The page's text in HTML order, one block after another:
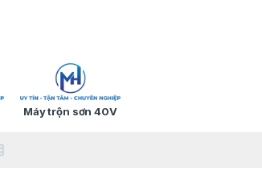
Máy trộn sơn 40V